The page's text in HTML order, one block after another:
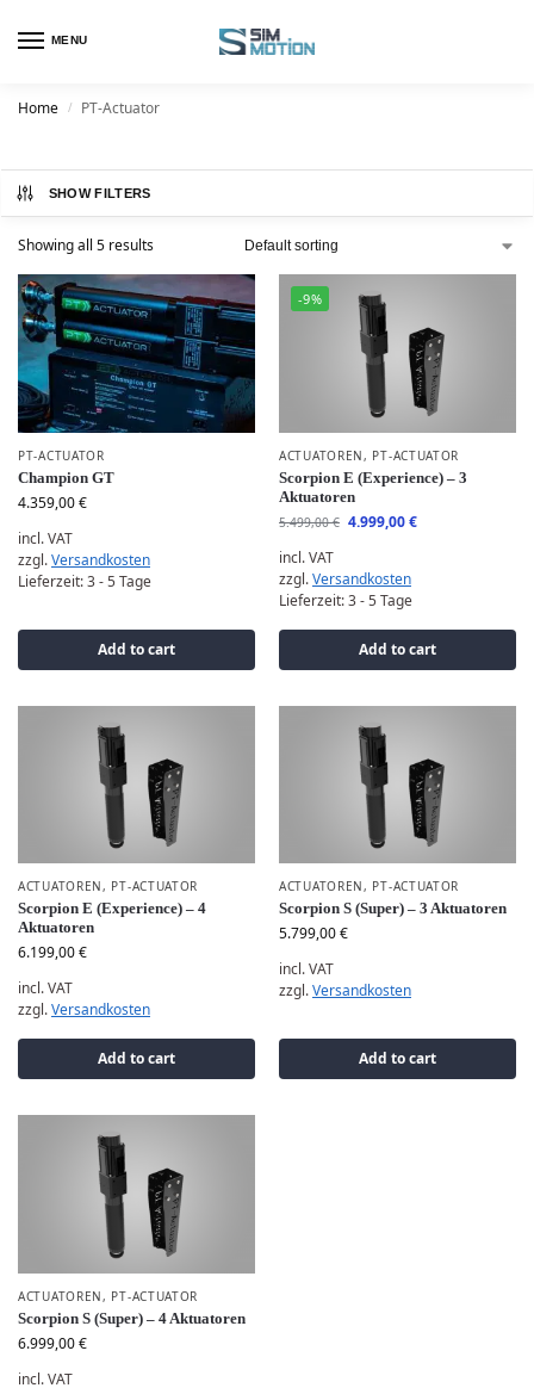
MENU
Home / PT-Actuator
SHOW FILTERS
Showing all 5 results
PT-ACTUATOR
Champion GT
4.359,00€
incl. VAT
zzgl.Versandkosten
Lieferzeit:3 - 5 Tage
Add to cart
-9%
ACTUATOREN, PT-ACTUATOR
Scorpion E (Experience) – 3
Aktuatoren
5.499,00€ 4.999,00€
incl. VAT
zzgl.Versandkosten
Lieferzeit:3 - 5 Tage
Add to cart
ACTUATOREN, PT-ACTUATOR
Scorpion E (Experience) – 4
Aktuatoren
6.199,00€
incl. VAT
zzgl.Versandkosten
Add to cart
ACTUATOREN, PT-ACTUATOR
Scorpion S (Super) – 3 Aktuatoren
5.799,00€
incl. VAT
zzgl.Versandkosten
Add to cart
ACTUATOREN, PT-ACTUATOR
Scorpion S (Super) – 4 Aktuatoren
6.999,00€
incl. VAT